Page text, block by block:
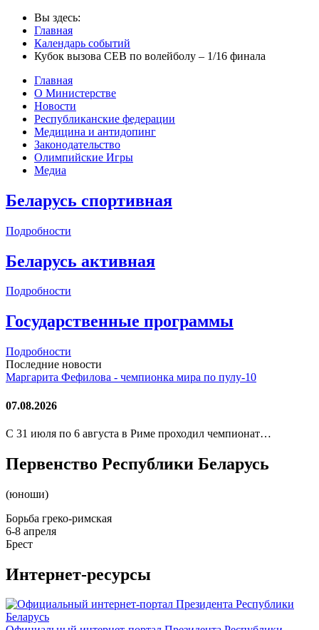
Вы здесь:
Главная
Календарь событий
Кубок вызова СЕВ по волейболу – 1/16 финала
Главная
О Министерстве
Новости
Республиканские федерации
Медицина и антидопинг
Законодательство
Олимпийские Игры
Медиа
Беларусь спортивная
Подробности
Беларусь активная
Подробности
Государственные программы
Подробности
Последние новости
Маргарита Фефилова - чемпионка мира по пулу-10
07.08.2026
С 31 июля по 6 августа в Риме проходил чемпионат…
Первенство Республики Беларусь
(юноши)
Борьба греко-римская
6-8 апреля
Брест
Интернет-ресурсы